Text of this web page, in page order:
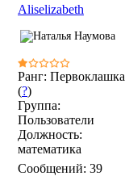
Aliselizabeth
Ранг: Первоклашка
(?)
Группа:
Пользователи
Должность:
математика
Сообщений: 39